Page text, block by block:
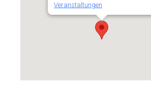
Veranstaltungen